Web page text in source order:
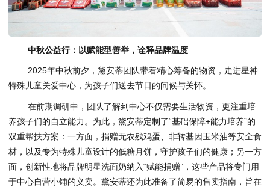
中秋公益行：以赋能型善举，诠释品牌温度
2025年中秋前夕，黛安蒂团队带着精心筹备的物资，走进星神
特殊儿童关爱中心，为孩子们送去节日的问候与关怀。
在前期调研中，团队了解到中心不仅需要生活物资，更注重培
养孩子们的自立能力。为此，黛安蒂定制了“基础保障+能力培养”的
双重帮扶方案：一方面，捐赠无农残鸡蛋、非转基因玉米油等安全食
材，以及专为特殊儿童设计的低糖月饼，守护孩子们的健康；另一方
面，创新性地将品牌明星洗面奶纳入“赋能捐赠”，这些产品将专门用
于中心自营小铺的义卖。黛安蒂还为此准备了简易的售卖指南，旨在